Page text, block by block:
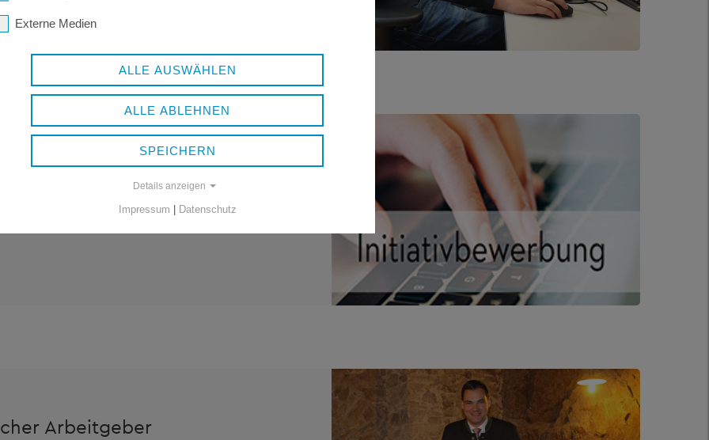
gefunden, aber
bei uns am Landratsamt Freyung-
Sie sich gerne initiativ.
Arbeitgeber
Externe Medien
ALLE AUSWÄHLEN
ALLE ABLEHNEN
SPEICHERN
Details anzeigen
Impressum Datenschutz